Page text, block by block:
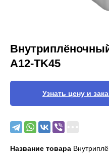
A12-TK45
Узнать цену и
Название товара